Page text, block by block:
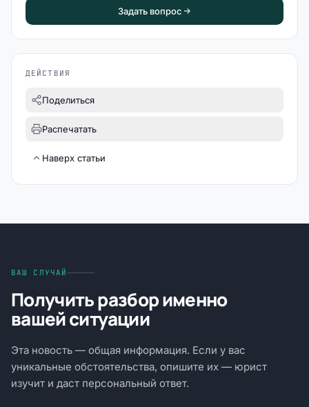
Задать вопрос
ДЕЙСТВИЯ
Поделиться
Распечатать
Наверх статьи
ВАШ СЛУЧАЙ
Получить разбор именно
вашей ситуации
Эта новость — общая информация. Если у вас
уникальные обстоятельства, опишите их — юрист
изучит и даст персональный ответ.